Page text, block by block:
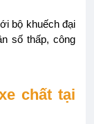
bộ khuếch đại
số thấp, công
chất tại